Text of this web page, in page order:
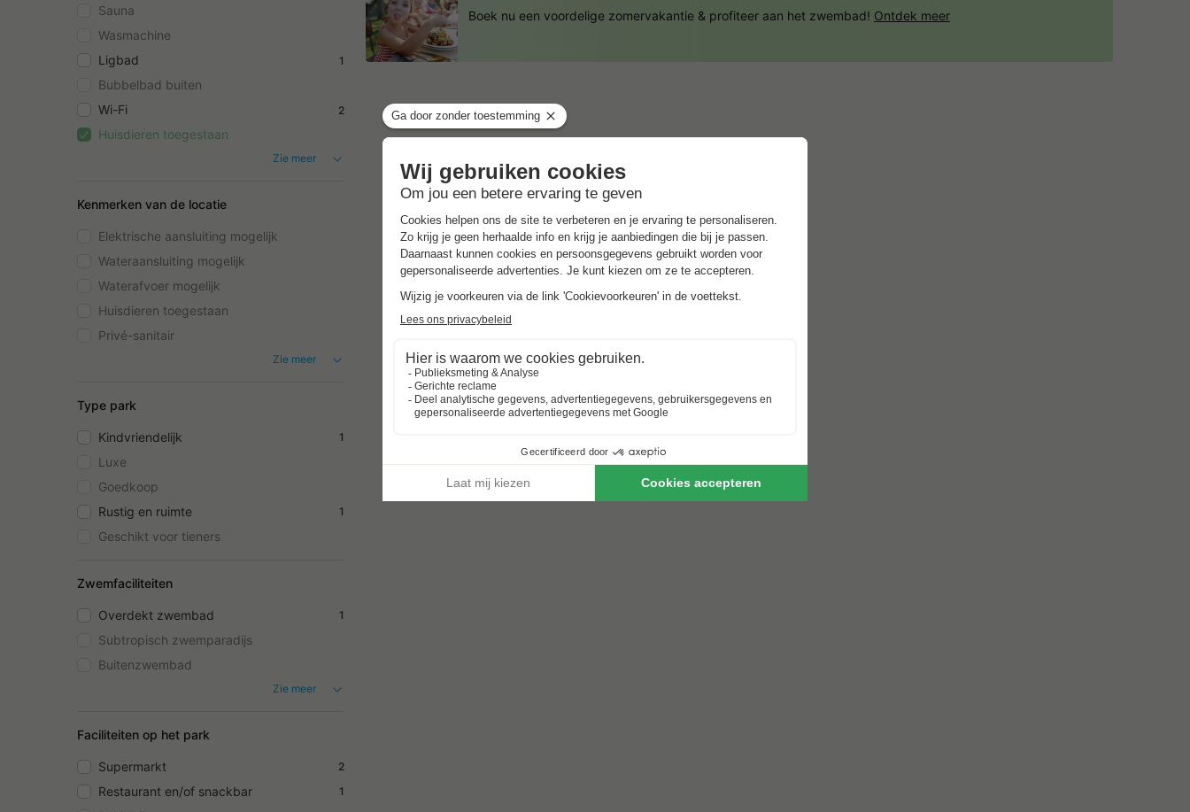
Sauna
Wasmachine
Ligbad
1
Bubbelbad buiten
Wi-Fi
2
Huisdieren toegestaan
Zie meer
Kenmerken van de locatie
Elektrische aansluiting mogelijk
Wateraansluiting mogelijk
Waterafvoer mogelijk
Huisdieren toegestaan
Privé-sanitair
Zie meer
Type park
Kindvriendelijk 1
Luxe
Goedkoop
Rustig en ruimte
1
Geschikt voor tieners
Zwemfaciliteiten
Overdekt zwembad 1
Subtropisch zwemparadijs
Buitenzwembad
Zie meer
Faciliteiten op het park
Supermarkt 2
Restaurant en/of snackbar 1
Boek nu een voordelige zomervakantie & profiteer aan het zwembad! Ontdek meer